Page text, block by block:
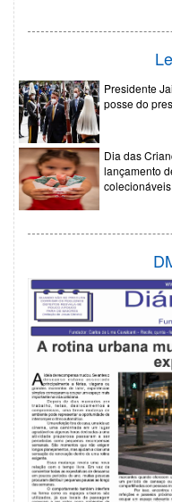
Presidente
posse do
Dia das
lançamento
colecionáveis